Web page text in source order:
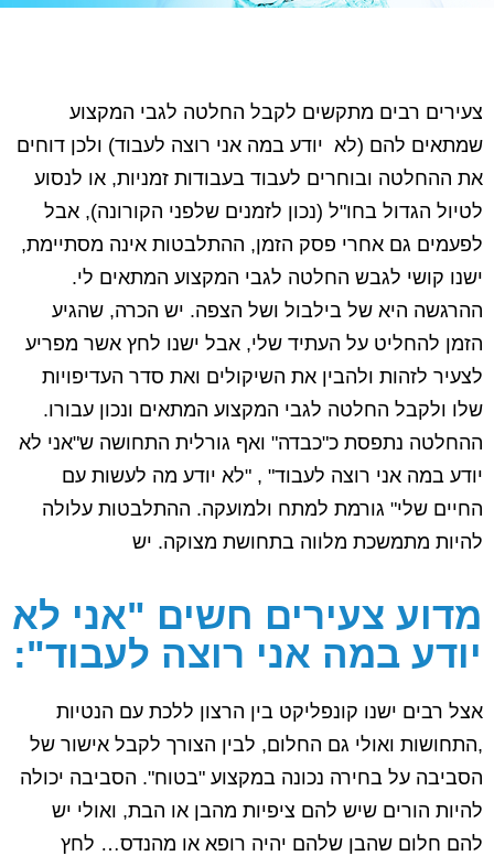
צעירים רבים מתקשים לקבל החלטה לגבי המקצוע
שמתאים להם (לא יודע במה אני רוצה לעבוד) ולכן דוחים
את ההחלטה ובוחרים לעבוד בעבודות זמניות, או לנסוע
לטיול הגדול בחו"ל (נכון לזמנים שלפני הקורונה), אבל
לפעמים גם אחרי פסק הזמן, ההתלבטות אינה מסתיימת,
ישנו קושי לגבש החלטה לגבי המקצוע המתאים לי.
ההרגשה היא של בילבול ושל הצפה. יש הכרה, שהגיע
הזמן להחליט על העתיד שלי, אבל ישנו לחץ אשר מפריע
לצעיר לזהות ולהבין את השיקולים ואת סדר העדיפויות
שלו ולקבל החלטה לגבי המקצוע המתאים ונכון עבורו.
ההחלטה נתפסת כ"כבדה" ואף גורלית התחושה ש"אני לא
יודע במה אני רוצה לעבוד" , "לא יודע מה לעשות עם
החיים שלי" גורמת למתח ולמועקה. ההתלבטות עלולה
להיות מתמשכת מלווה בתחושת מצוקה. יש
מדוע צעירים חשים "אני לא
יודע במה אני רוצה לעבוד":
אצל רבים ישנו קונפליקט בין הרצון ללכת עם הנטיות
,התחושות ואולי גם החלום, לבין הצורך לקבל אישור של
הסביבה על בחירה נכונה במקצוע "בטוח". הסביבה יכולה
להיות הורים שיש להם ציפיות מהבן או הבת, ואולי יש
להם חלום שהבן שלהם יהיה רופא או מהנדס… לחץ